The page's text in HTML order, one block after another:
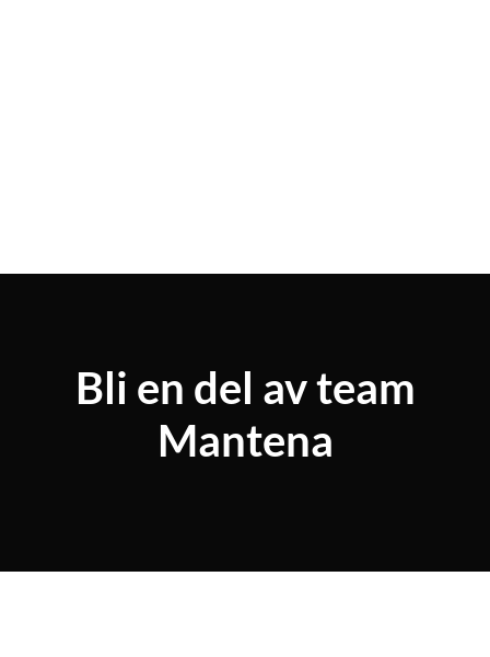
Bli en del av team
Mantena